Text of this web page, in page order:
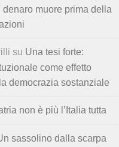
denaro muore prima della
su Una tesi forte:
come effetto
democrazia sostanziale
non è più l’Italia tutta
sassolino dalla scarpa